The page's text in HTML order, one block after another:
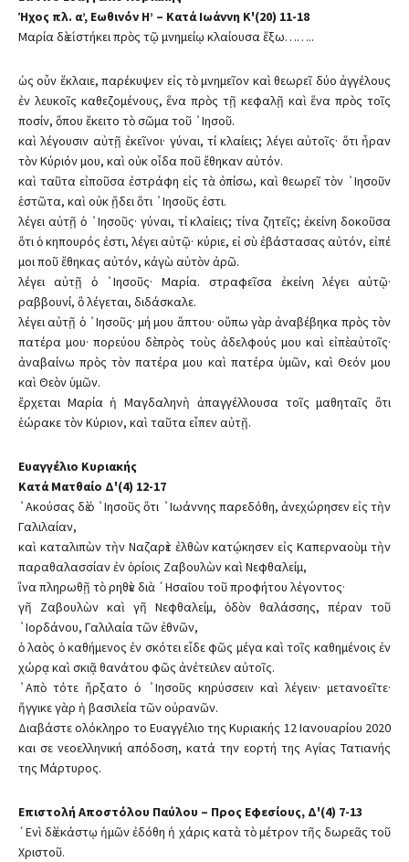
Ήχος πλ. α’, Εωθινόν Η’ – Κατά Ιωάννη Κ'(20) 11-18
Μαρία δὲ εἱστήκει πρὸς τῷ μνημείῳ κλαίουσα ἔξω……..
ὡς οὖν ἔκλαιε, παρέκυψεν εἰς τὸ μνημεῖον καὶ θεωρεῖ δύο ἀγγέλους
ἐν λευκοῖς καθεζομένους, ἕνα πρὸς τῇ κεφαλῇ καὶ ἕνα πρὸς τοῖς
ποσίν, ὅπου ἔκειτο τὸ σῶμα τοῦ ᾿Ιησοῦ.
καὶ λέγουσιν αὐτῇ ἐκεῖνοι· γύναι, τί κλαίεις; λέγει αὐτοῖς· ὅτι ἦραν
τὸν Κύριόν μου, καὶ οὐκ οἶδα ποῦ ἔθηκαν αὐτόν.
καὶ ταῦτα εἰποῦσα ἐστράφη εἰς τὰ ὀπίσω, καὶ θεωρεῖ τὸν ᾿Ιησοῦν
ἑστῶτα, καὶ οὐκ ᾔδει ὅτι ᾿Ιησοῦς ἐστι.
λέγει αὐτῇ ὁ ᾿Ιησοῦς· γύναι, τί κλαίεις; τίνα ζητεῖς; ἐκείνη δοκοῦσα
ὅτι ὁ κηπουρός ἐστι, λέγει αὐτῷ· κύριε, εἰ σὺ ἐβάστασας αὐτόν, εἰπέ
μοι ποῦ ἔθηκας αὐτόν, κἀγὼ αὐτὸν ἀρῶ.
λέγει αὐτῇ ὁ ᾿Ιησοῦς· Μαρία. στραφεῖσα ἐκείνη λέγει αὐτῷ·
ραββουνί, ὃ λέγεται, διδάσκαλε.
λέγει αὐτῇ ὁ ᾿Ιησοῦς· μή μου ἅπτου· οὔπω γὰρ ἀναβέβηκα πρὸς τὸν
πατέρα μου· πορεύου δὲ πρὸς τοὺς ἀδελφούς μου καὶ εἰπὲ αὐτοῖς·
ἀναβαίνω πρὸς τὸν πατέρα μου καὶ πατέρα ὑμῶν, καὶ Θεόν μου
καὶ Θεὸν ὑμῶν.
ἔρχεται Μαρία ἡ Μαγδαληνὴ ἀπαγγέλλουσα τοῖς μαθηταῖς ὅτι
ἑώρακε τὸν Κύριον, καὶ ταῦτα εἶπεν αὐτῇ.
Ευαγγέλιο Κυριακής
Κατά Ματθαίο Δ'(4) 12-17
᾿Ακούσας δὲ ὁ ᾿Ιησοῦς ὅτι ᾿Ιωάννης παρεδόθη, ἀνεχώρησεν εἰς τὴν
Γαλιλαίαν,
καὶ καταλιπὼν τὴν Ναζαρὲτ ἐλθὼν κατῴκησεν εἰς Καπερναοὺμ τὴν
παραθαλασσίαν ἐν ὁρίοις Ζαβουλὼν καὶ Νεφθαλείμ,
ἵνα πληρωθῇ τὸ ρηθὲν διὰ ῾Ησαΐου τοῦ προφήτου λέγοντος·
γῆ Ζαβουλὼν καὶ γῆ Νεφθαλείμ, ὁδὸν θαλάσσης, πέραν τοῦ
᾿Ιορδάνου, Γαλιλαία τῶν ἐθνῶν,
ὁ λαὸς ὁ καθήμενος ἐν σκότει εἶδε φῶς μέγα καὶ τοῖς καθημένοις ἐν
χώρᾳ καὶ σκιᾷ θανάτου φῶς ἀνέτειλεν αὐτοῖς.
᾿Απὸ τότε ἤρξατο ὁ ᾿Ιησοῦς κηρύσσειν καὶ λέγειν· μετανοεῖτε·
ἤγγικε γὰρ ἡ βασιλεία τῶν οὐρανῶν.
Διαβάστε ολόκληρο το Ευαγγέλιο της Κυριακής 12 Ιανουαρίου 2020
και σε νεοελληνική απόδοση, κατά την εορτή της Αγίας Τατιανής
της Μάρτυρος.
Επιστολή Αποστόλου Παύλου – Προς Εφεσίους, Δ'(4) 7-13
῾Ενὶ δὲ ἑκάστῳ ἡμῶν ἐδόθη ἡ χάρις κατὰ τὸ μέτρον τῆς δωρεᾶς τοῦ
Χριστοῦ.